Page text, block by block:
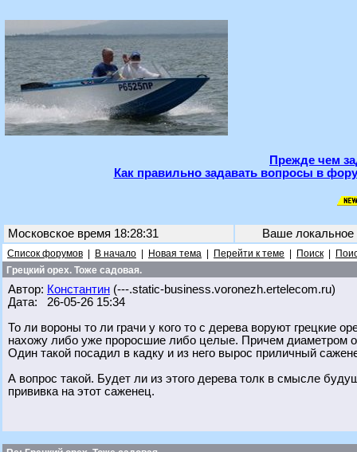
Прежде чем
Как правильно задавать вопросы в
Московское время 18:28:31 Ваше
Список форумов В начало Новая тема Перейти к теме Поиск
Грецкий орех. Тоже садовая.
Автор: Константин (---.static-business.voronezh.ertelecom.ru)
Дата: 26-05-26 15:34
То ли вороны то ли грачи у кого то с дерева воруют грецкие
нахожу либо уже проросшие либо целые. Причем диаметром
Один такой посадил в кадку и из него вырос приличный
А вопрос такой. Будет ли из этого дерева толк в смысле
прививка на этот саженец.